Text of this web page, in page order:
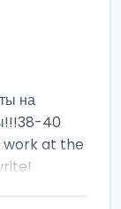
на
40
work at the